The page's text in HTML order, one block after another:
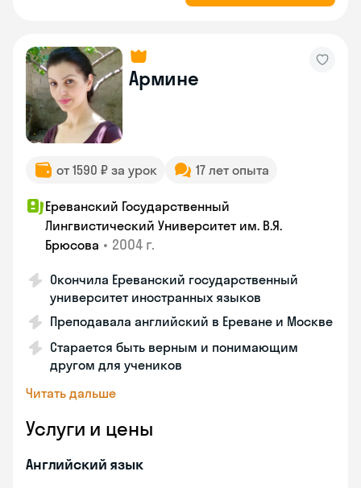
Армине
от 1590 ₽ за урок 17 лет опыта
Ереванский Государственный
Лингвистический Университет им. В.Я.
Брюсова • 2004 г.
Окончила Ереванский государственный
университет иностранных языков
Преподавала английский в Ереване и Москве
Старается быть верным и понимающим
другом для учеников
Читать дальше
Услуги и цены
Английский язык